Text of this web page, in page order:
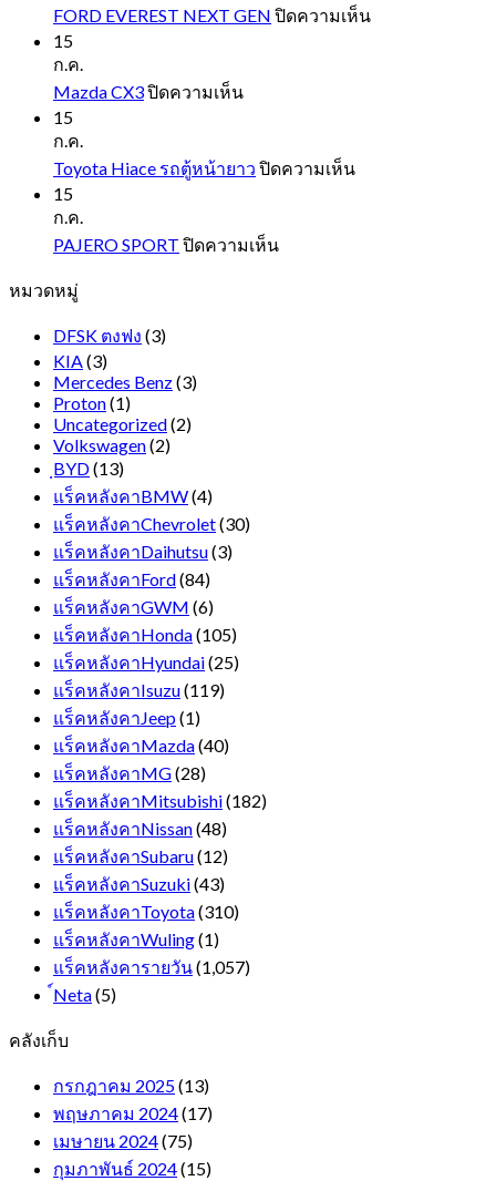
FORD EVEREST NEXT GEN ปิดความเห็นบน
15
ก.ค.
Mazda CX3ปิดความเห็นบน
15
ก.ค.
Toyota Hiace รถตู้หน้ายาว ปิดความเห็นบน
15
ก.ค.
PAJERO SPORT ปิดความเห็นบน
หมวดหมู่
DFSK ตงฟง (3)
KIA(3)
Mercedes Benz(3)
Proton(1)
Uncategorized(2)
Volkswagen(2)
ฺBYD(13)
แร็คหลังคาBMW(4)
แร็คหลังคาChevrolet(30)
แร็คหลังคาDaihutsu(3)
แร็คหลังคาFord(84)
แร็คหลังคาGWM (6)
แร็คหลังคาHonda(105)
แร็คหลังคาHyundai(25)
แร็คหลังคาIsuzu(119)
แร็คหลังคาJeep(1)
แร็คหลังคาMazda(40)
แร็คหลังคาMG(28)
แร็คหลังคาMitsubishi(182)
แร็คหลังคาNissan(48)
แร็คหลังคาSubaru(12)
แร็คหลังคาSuzuki(43)
แร็คหลังคาToyota(310)
แร็คหลังคาWuling(1)
แร็คหลังคารายวัน(1,057)
์Neta(5)
คลังเก็บ
กรกฎาคม 2025(13)
พฤษภาคม 2024(17)
เมษายน 2024(75)
กุมภาพันธ์ 2024(15)